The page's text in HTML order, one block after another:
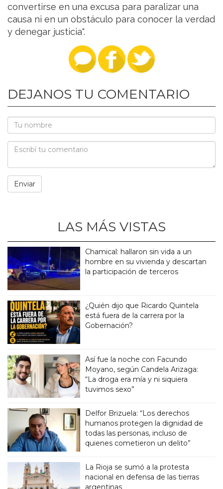
convertirse en una excusa para paralizar una
causa ni en un obstáculo para conocer la verdad
y denegar justicia".
DEJANOS TU COMENTARIO
LAS MÁS VISTAS
Chamical: hallaron sin vida a un
hombre en su vivienda y descartan
la participación de terceros
¿Quién dijo que Ricardo Quintela
está fuera de la carrera por la
Gobernación?
Así fue la noche con Facundo
Moyano, según Candela Arizaga:
“La droga era mía y ni siquiera
tuvimos sexo”
Delfor Brizuela: “Los derechos
humanos protegen la dignidad de
todas las personas, incluso de
quienes cometieron un delito”
La Rioja se sumó a la protesta
nacional en defensa de las tierras
argentinas